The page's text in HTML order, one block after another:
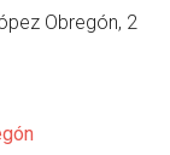
Obregón, 2